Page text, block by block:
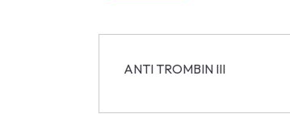
ANTI TROMBIN III